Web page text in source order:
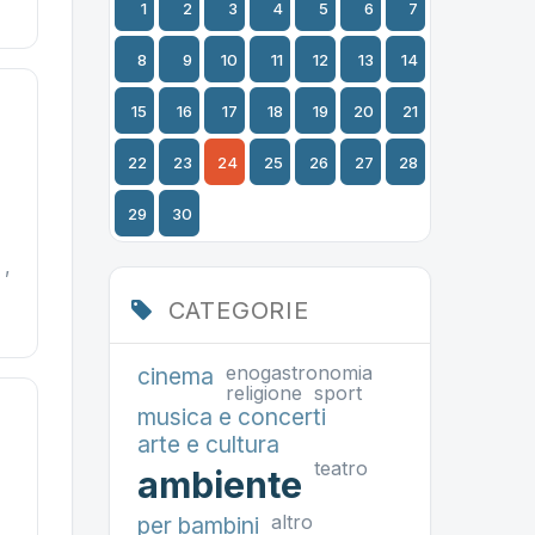
1 2 3 4 5 6 7
8 9 10 11 12 13 14
15 16 17 18 19 20 21
22 23 24 25 26 27 28
29 30
CATEGORIE
cinema enogastronomia
religione sport
musica e concerti
arte e cultura
ambiente teatro
per bambini altro